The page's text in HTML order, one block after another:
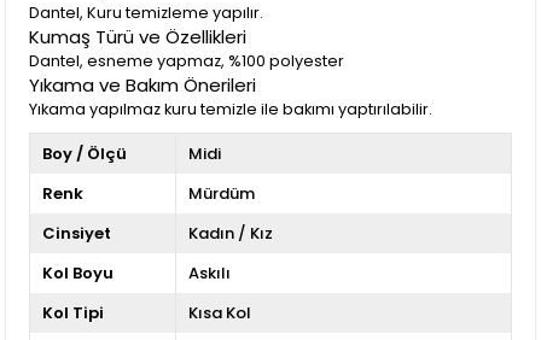
Dantel, Kuru temizleme yapılır.
Kumaş Türü ve Özellikleri
Dantel, esneme yapmaz, %100 polyester
Yıkama ve Bakım Önerileri
Yıkama yapılmaz kuru temizle ile bakımı yaptırılabilir.
Boy / Ölçü
Midi
Renk
Mürdüm
Cinsiyet
Kadın / Kız
Kol Boyu
Askılı
Kol Tipi
Kısa Kol